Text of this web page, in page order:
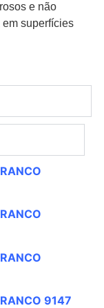
e não
superfícies
9147